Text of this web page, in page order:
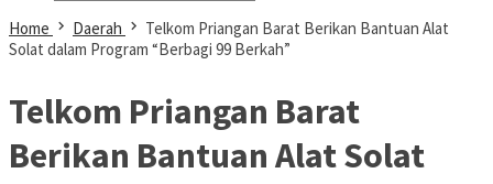
Home Daerah
Telkom Priangan Barat Berikan Bantuan Alat
Solat dalam Program “Berbagi 99 Berkah”
Telkom Priangan Barat
Berikan Bantuan Alat Solat